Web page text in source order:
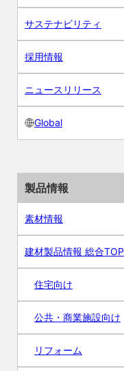
サステナビリティ
採用情報
ニュースリリース
Global
製品情報
素材情報
建材製品情報 総合TOP
住宅向け
公共・商業施設向け
リフォーム